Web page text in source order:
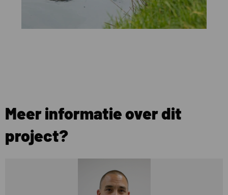
Meer informatie over dit
project?